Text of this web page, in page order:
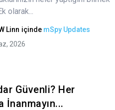
olarak...
Linn içinde mSpy Updates
2026
Güvenli? Her
İnanmayın...